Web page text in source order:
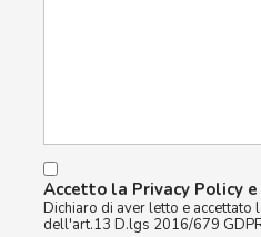
Accetto la Privacy Policy
Dichiaro di aver letto e accettato
dell'art.13 D.lgs 2016/679